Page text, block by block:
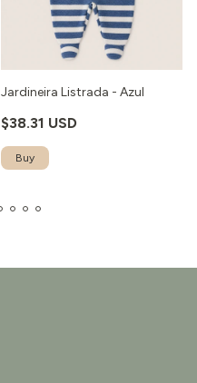
Jardineira Listrada - Azul
$38.31 USD
Buy